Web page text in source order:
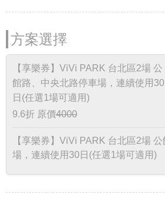
方案選擇
【享樂券】ViVi PARK 台北區2場 公
館路、中央北路停車場，連續使用30
日(任選1場可適用)
9.6折 原價4000
【享樂券】ViVi PARK 台北區2場
場，連續使用30日(任選1場可適用)